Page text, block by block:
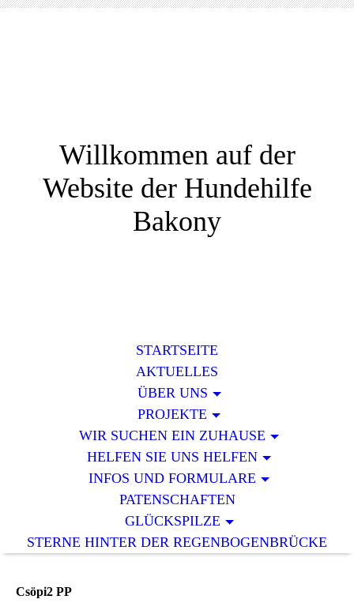
Willkommen auf der
Website der Hundehilfe
Bakony
STARTSEITE
AKTUELLES
ÜBER UNS
PROJEKTE
WIR SUCHEN EIN ZUHAUSE
HELFEN SIE UNS HELFEN
INFOS UND FORMULARE
PATENSCHAFTEN
GLÜCKSPILZE
STERNE HINTER DER REGENBOGENBRÜCKE
Csöpi2 PP